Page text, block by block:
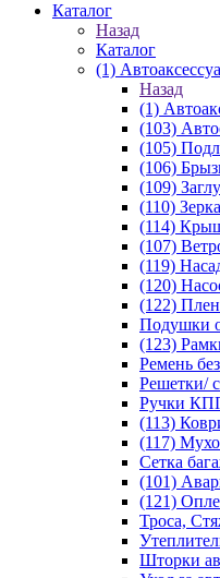
Каталог
Назад
Каталог
(1)
Назад
(1)
(103)
(105)
(106)
(109)
(110)
(114)
(107)
(119)
(120)
(122)
Подушки
(123)
Ремень
Решетки/
Ручки
(113)
(117)
Сетка
(101)
(121)
Троса,
Шторки